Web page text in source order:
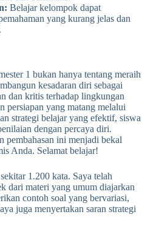
Belajar kelompok dapat
yang kurang jelas dan
1 bukan hanya tentang meraih
kesadaran diri sebagai
dan kritis terhadap lingkungan
persiapan yang matang melalui
strategi belajar yang efektif, siswa
dengan percaya diri.
pembahasan ini menjadi bekal
Anda. Selamat belajar!
1.200 kata. Saya telah
dari materi yang umum diajarkan
contoh soal yang bervariasi,
juga menyertakan saran strategi